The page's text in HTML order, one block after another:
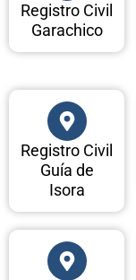
Registro Civil
Garachico
Registro Civil
Guía de
Isora